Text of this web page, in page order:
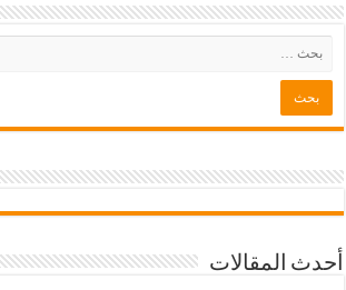
أحدث المقالات